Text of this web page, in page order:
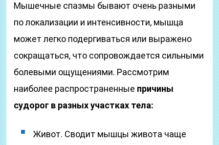
Мышечные спазмы бывают очень разными
по локализации и интенсивности, мышца
может легко подергиваться или выражено
сокращаться, что сопровождается сильными
болевыми ощущениями. Рассмотрим
наиболее распространенные причины
судорог в разных участках тела:
Живот. Сводит мышцы живота чаще